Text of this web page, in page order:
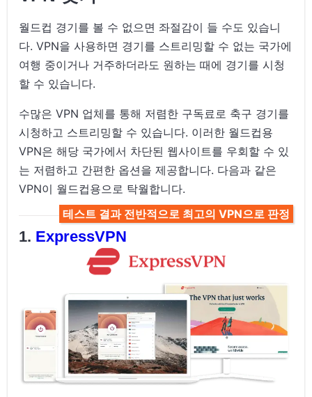
월드컵 경기를 볼 수 없으면 좌절감이 들 수도 있습니
다. VPN을 사용하면 경기를 스트리밍할 수 없는 국가에
여행 중이거나 거주하더라도 원하는 때에 경기를 시청
할 수 있습니다.
수많은 VPN 업체를 통해 저렴한 구독료로 축구 경기를
시청하고 스트리밍할 수 있습니다. 이러한 월드컵용
VPN은 해당 국가에서 차단된 웹사이트를 우회할 수 있
는 저렴하고 간편한 옵션을 제공합니다. 다음과 같은
VPN이 월드컵용으로 탁월합니다.
테스트 결과 전반적으로 최고의 VPN으로 판정
ExpressVPN